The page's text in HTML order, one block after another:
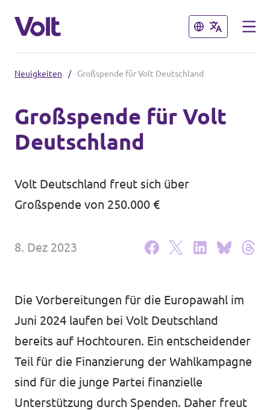
Schließen
Deutsch
Weitere Volt-Websites in
Deutschland
unf*ck berlin
Volt in deinem Bundesland
Schließen
Programm
Über Volt
Menschen
unf*ck berlin
Mitmachen
Neuigkeiten / Großspende für Volt Deutschland
Großspende für Volt
Deutschland
Volt Deutschland freut sich über
Großspende von 250.000 €
8. Dez 2023
Die Vorbereitungen für die Europawahl im
Juni 2024 laufen bei Volt Deutschland
bereits auf Hochtouren. Ein entscheidender
Teil für die Finanzierung der Wahlkampagne
sind für die junge Partei finanzielle
Unterstützung durch Spenden. Daher freut